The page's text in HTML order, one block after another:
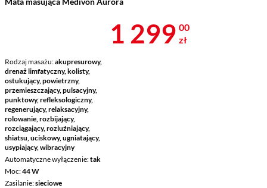
Rodzaj masażu akupresurowy,
drenaż limfatyczny, kolisty,
ostukujący, powietrzny,
przemieszczający, pulsacyjny,
punktowy, refleksologiczny,
regenerujący, relaksacyjny,
rolowanie, rozbijający,
rozciągający, rozluźniający,
shiatsu, uciskowy, ugniatający,
usypiający, wibracyjny
Automatyczne wyłączenie tak
Moc 44 W
Zasilanie sieciowe
Cena 1 299 zł
1 299 00
zł